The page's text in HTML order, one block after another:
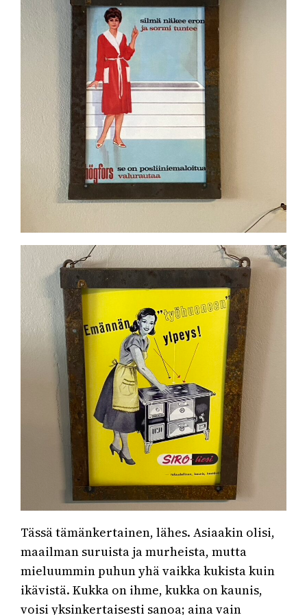
Tässä tämänkertainen, lähes. Asiaakin olisi,
maailman suruista ja murheista, mutta
mieluummin puhun yhä vaikka kukista kuin
ikävistä. Kukka on ihme, kukka on kaunis,
voisi yksinkertaisesti sanoa; aina vain